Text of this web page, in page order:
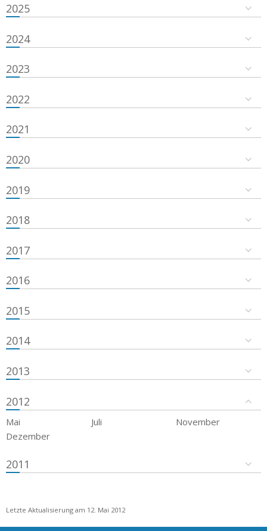
2025
2024
2023
2022
2021
2020
2019
2018
2017
2016
2015
2014
2013
2012
Mai Juli
November
Dezember
2011
Letzte Aktualisierung am 12. Mai 2012